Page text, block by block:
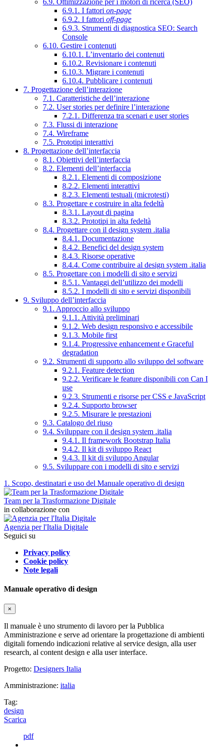
6.9.1. I fattori on-page
6.9.2. I fattori off-page
6.9.3. Strumenti di diagnostica SEO: Search
Console
6.10. Gestire i contenuti
6.10.1. L’inventario dei contenuti
6.10.2. Revisionare i contenuti
6.10.3. Migrare i contenuti
6.10.4. Pubblicare i contenuti
7. Progettazione dell’interazione
7.1. Caratteristiche dell’interazione
7.2. User stories per definire l’interazione
7.2.1. Differenza tra scenari e user stories
7.3. Flussi di interazione
7.4. Wireframe
7.5. Prototipi interattivi
8. Progettazione dell’interfaccia
8.1. Obiettivi dell’interfaccia
8.2. Elementi dell’interfaccia
8.2.1. Elementi di composizione
8.2.2. Elementi interattivi
8.2.3. Elementi testuali (microtesti)
8.3. Progettare e costruire in alta fedeltà
8.3.1. Layout di pagina
8.3.2. Prototipi in alta fedeltà
8.4. Progettare con il design system .italia
8.4.1. Documentazione
8.4.2. Benefici del design system
8.4.3. Risorse operative
8.4.4. Come contribuire al design system .italia
8.5. Progettare con i modelli di sito e servizi
8.5.1. Vantaggi dell’utilizzo dei modelli
8.5.2. I modelli di sito e servizi disponibili
9. Sviluppo dell’interfaccia
9.1. Approccio allo sviluppo
9.1.1. Attività preliminari
9.1.2. Web design responsivo e accessibile
9.1.3. Mobile first
9.1.4. Progressive enhancement e Graceful
degradation
9.2. Strumenti di supporto allo sviluppo del software
9.2.1. Feature detection
9.2.2. Verificare le feature disponibili con Can I
use
9.2.3. Strumenti e risorse per CSS e JavaScript
9.2.4. Supporto browser
9.2.5. Misurare le prestazioni
9.3. Catalogo del riuso
9.4. Sviluppare con il design system .italia
9.4.1. Il framework Bootstrap Italia
9.4.2. Il kit di sviluppo React
9.4.3. Il kit di sviluppo Angular
9.5. Sviluppare con i modelli di sito e servizi
1. Scopo, destinatari e uso del Manuale operativo di design
Team per la Trasformazione Digitale
in collaborazione con
Agenzia per l'Italia Digitale
Seguici su
Privacy policy
Cookie policy
Note legali
Manuale operativo di design
×
Il manuale è uno strumento di lavoro per la Pubblica
Amministrazione e serve ad orientare la progettazione di ambienti
digitali fornendo indicazioni relative al service design, alla user
research, al content design e alla user interface.
Progetto: Designers Italia
Amministrazione: italia
Tag:
design
Scarica
pdf